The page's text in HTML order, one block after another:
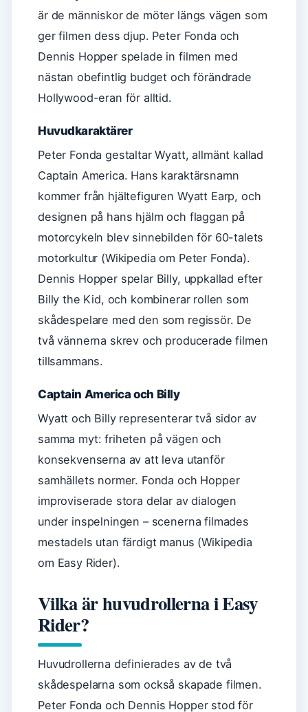
är de människor de möter längs vägen som
ger filmen dess djup. Peter Fonda och
Dennis Hopper spelade in filmen med
nästan obefintlig budget och förändrade
Hollywood-eran för alltid.
Huvudkaraktärer
Peter Fonda gestaltar Wyatt, allmänt kallad
Captain America. Hans karaktärsnamn
kommer från hjältefiguren Wyatt Earp, och
designen på hans hjälm och flaggan på
motorcykeln blev sinnebilden för 60-talets
motorkultur (Wikipedia om Peter Fonda).
Dennis Hopper spelar Billy, uppkallad efter
Billy the Kid, och kombinerar rollen som
skådespelare med den som regissör. De
två vännerna skrev och producerade filmen
tillsammans.
Captain America och Billy
Wyatt och Billy representerar två sidor av
samma myt: friheten på vägen och
konsekvenserna av att leva utanför
samhällets normer. Fonda och Hopper
improviserade stora delar av dialogen
under inspelningen – scenerna filmades
mestadels utan färdigt manus (Wikipedia
om Easy Rider).
Vilka är huvudrollerna i Easy
Rider?
Huvudrollerna definierades av de två
skådespelarna som också skapade filmen.
Peter Fonda och Dennis Hopper stod för